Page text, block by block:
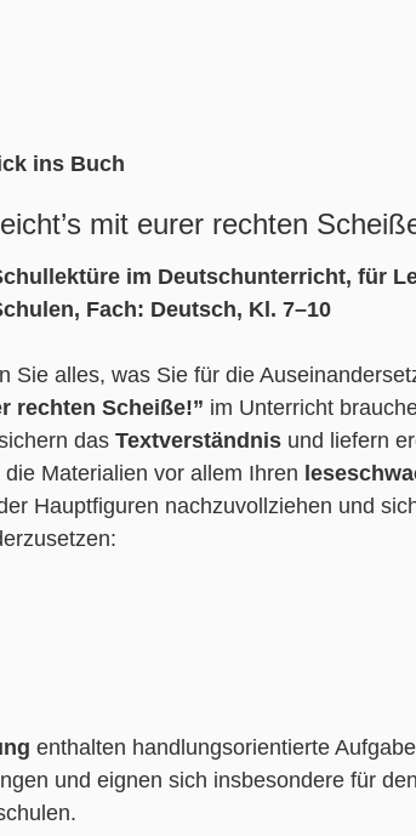
ins Buch
mit eurer rechten
im Deutschunterricht, für
Fach: Deutsch, Kl. 7–10
Sie alles, was Sie für die
rechten Scheiße!” im Unterricht
das Textverständnis und liefern
Materialien vor allem Ihren
Hauptfiguren nachzuvollziehen und
enthalten handlungsorientierte
und eignen sich insbesondere für